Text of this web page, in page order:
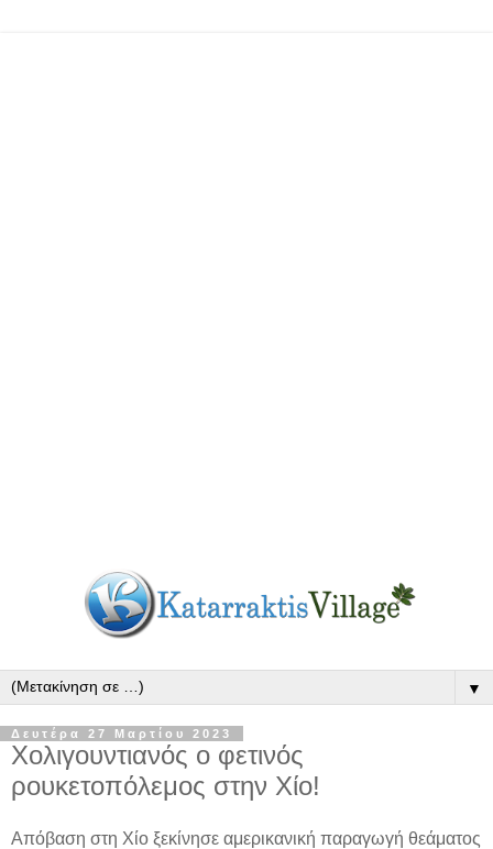
▼
Δευτέρα 27 Μαρτίου 2023
Χολιγουντιανός ο φετινός
ρουκετοπόλεμος στην Χίο!
Απόβαση στη Χίο ξεκίνησε αμερικανική παραγωγή θεάματος